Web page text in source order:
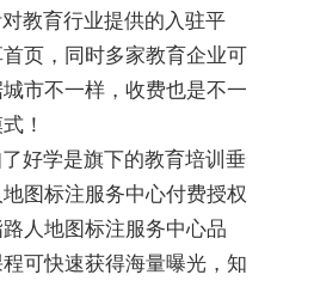
教育行业提供的入驻平
页，同时多家教育企业可
市不一样，收费也是不一
！
好学是旗下的教育培训垂
图标注服务中心付费授权
人地图标注服务中心品
可快速获得海量曝光，知